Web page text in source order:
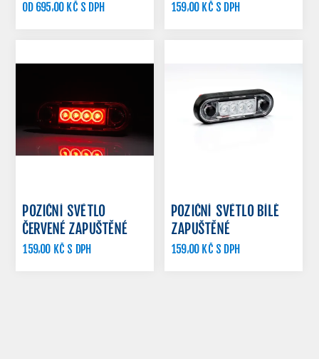
OD 695,00 KČ S DPH 159,00 KČ S DPH
POZIČNÍ SVĚTLO
ČERVENÉ ZAPUŠTĚNÉ
159,00 KČ S DPH
POZIČNÍ SVĚTLO BÍLÉ
ZAPUŠTĚNÉ
159,00 KČ S DPH